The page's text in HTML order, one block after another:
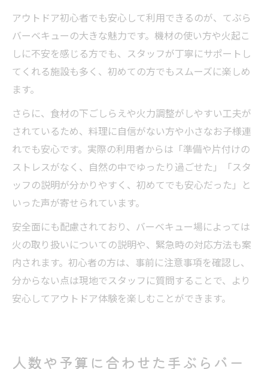
アウトドア初心者でも安心して利用できるのが、てぶら
バーベキューの大きな魅力です。機材の使い方や火起こ
しに不安を感じる方でも、スタッフが丁寧にサポートし
てくれる施設も多く、初めての方でもスムーズに楽しめ
ます。
さらに、食材の下ごしらえや火力調整がしやすい工夫が
されているため、料理に自信がない方や小さなお子様連
れでも安心です。実際の利用者からは「準備や片付けの
ストレスがなく、自然の中でゆったり過ごせた」「スタ
ッフの説明が分かりやすく、初めてでも安心だった」と
いった声が寄せられています。
安全面にも配慮されており、バーベキュー場によっては
火の取り扱いについての説明や、緊急時の対応方法も案
内されます。初心者の方は、事前に注意事項を確認し、
分からない点は現地でスタッフに質問することで、より
安心してアウトドア体験を楽しむことができます。
人数や予算に合わせた手ぶらバー